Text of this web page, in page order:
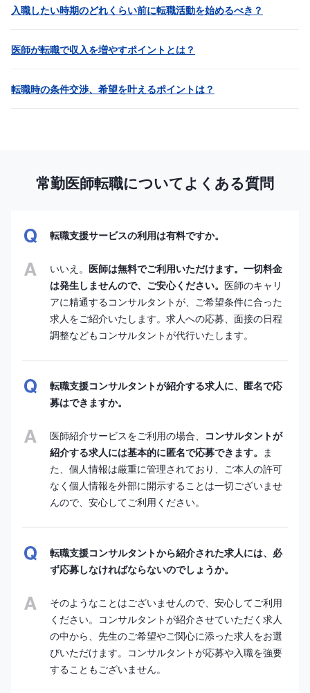
入職したい時期のどれくらい前に転職活動を始めるべき？
医師が転職で収入を増やすポイントとは？
転職時の条件交渉、希望を叶えるポイントは？
常勤医師転職についてよくある質問
転職支援サービスの利用は有料ですか。
いいえ。 医師は無料でご利用いただけます。一切料金
は発生しませんので、ご安心ください。 医師のキャリ
アに精通するコンサルタントが、ご希望条件に合った
求人をご紹介いたします。求人への応募、面接の日程
調整などもコンサルタントが代行いたします。
転職支援コンサルタントが紹介する求人に、匿名で応
募はできますか。
医師紹介サービスをご利用の場合、
コンサルタントが
紹介する求人には基本的に匿名で応募できます。 ま
た、個人情報は厳重に管理されており、ご本人の許可
なく個人情報を外部に開示することは一切ございませ
んので、安心してご利用ください。
転職支援コンサルタントから紹介された求人には、必
ず応募しなければならないのでしょうか。
そのようなことはございませんので、安心してご利用
ください。コンサルタントが紹介させていただく求人
の中から、先生のご希望やご関心に添った求人をお選
びいただけます。コンサルタントが応募や入職を強要
することもございません。